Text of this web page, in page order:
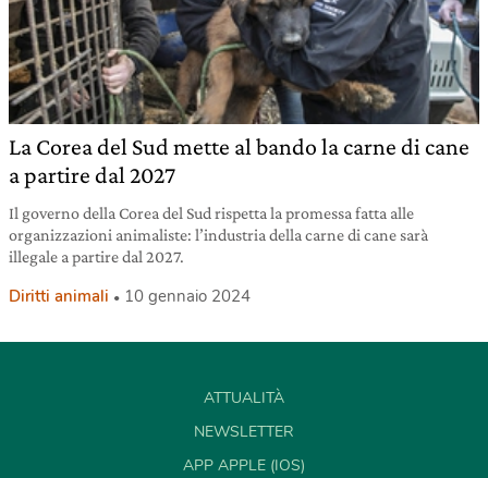
La Corea del Sud mette al bando la carne di cane
a partire dal 2027
Il governo della Corea del Sud rispetta la promessa fatta alle
organizzazioni animaliste: l’industria della carne di cane sarà
illegale a partire dal 2027.
Diritti animali 10 gennaio 2024
ATTUALITÀ
NEWSLETTER
APP APPLE (IOS)